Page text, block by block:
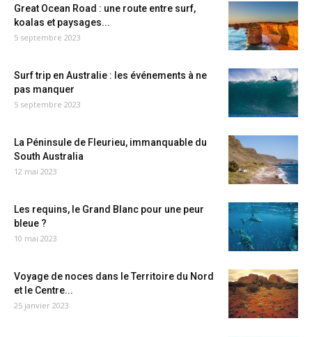
Great Ocean Road : une route entre surf,
koalas et paysages...
5 septembre 2023
Surf trip en Australie : les événements à ne
pas manquer
5 septembre 2023
La Péninsule de Fleurieu, immanquable du
South Australia
12 mai 2023
Les requins, le Grand Blanc pour une peur
bleue ?
10 mai 2023
Voyage de noces dans le Territoire du Nord
et le Centre...
25 janvier 2023